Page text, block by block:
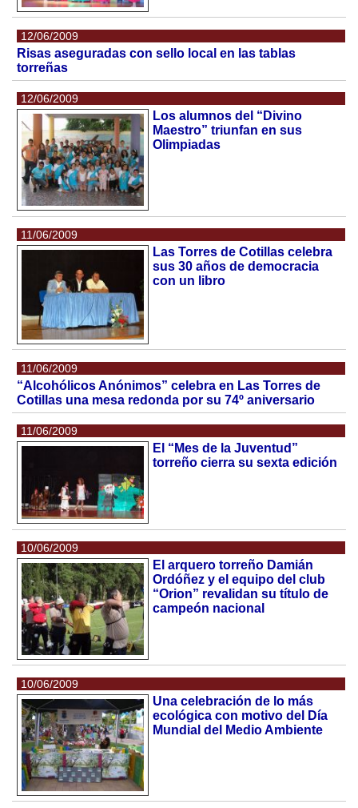
12/06/2009
Risas aseguradas con sello local en las tablas
torreñas
12/06/2009
Los alumnos del “Divino
Maestro” triunfan en sus
Olimpiadas
11/06/2009
Las Torres de Cotillas celebra
sus 30 años de democracia
con un libro
11/06/2009
“Alcohólicos Anónimos” celebra en Las Torres de
Cotillas una mesa redonda por su 74º aniversario
11/06/2009
El “Mes de la Juventud”
torreño cierra su sexta edición
10/06/2009
El arquero torreño Damián
Ordóñez y el equipo del club
“Orion” revalidan su título de
campeón nacional
10/06/2009
Una celebración de lo más
ecológica con motivo del Día
Mundial del Medio Ambiente